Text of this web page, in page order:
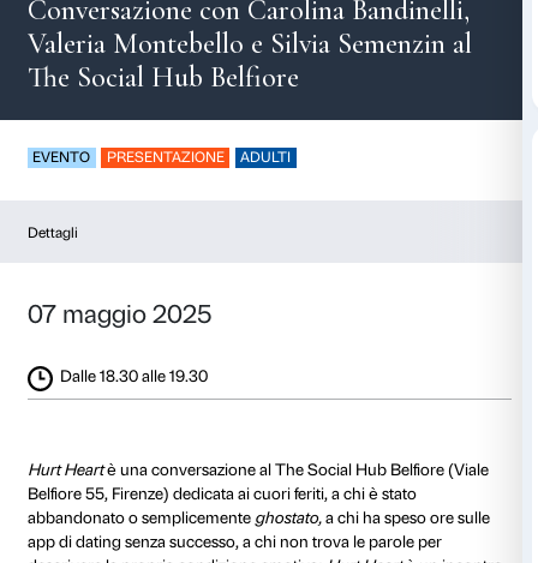
Hurt Heart
Conversazione con Carolina
Valeria Montebello e Silvia
EVENTO PRESENTAZIONE
Dettagli